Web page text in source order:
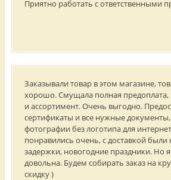
Приятно работать с ответственными
Заказывали товар в этом магазине,
хорошо. Смущала полная предоплата,
и ассортимент. Очень выгодно.
сертификаты и все нужные
фотографии без логотипа для
понравились очень, с доставкой
задержки, новогодние праздники. Но
довольна. Будем собирать заказ на
скидку )